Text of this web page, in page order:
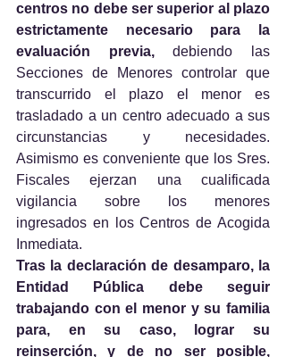
centros no debe ser superior al plazo
estrictamente necesario para la
evaluación previa, debiendo las
Secciones de Menores controlar que
transcurrido el plazo el menor es
trasladado a un centro adecuado a sus
circunstancias y necesidades.
Asimismo es conveniente que los Sres.
Fiscales ejerzan una cualificada
vigilancia sobre los menores
ingresados en los Centros de Acogida
Inmediata.
Tras la declaración de desamparo, la
Entidad Pública debe seguir
trabajando con el menor y su familia
para, en su caso, lograr su
reinserción, y de no ser posible,